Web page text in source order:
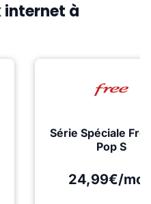
internet à
Série Spéciale
Pop S
24,99€/